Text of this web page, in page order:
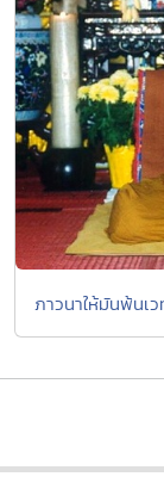
ภาวนาให้มันพ้นเ